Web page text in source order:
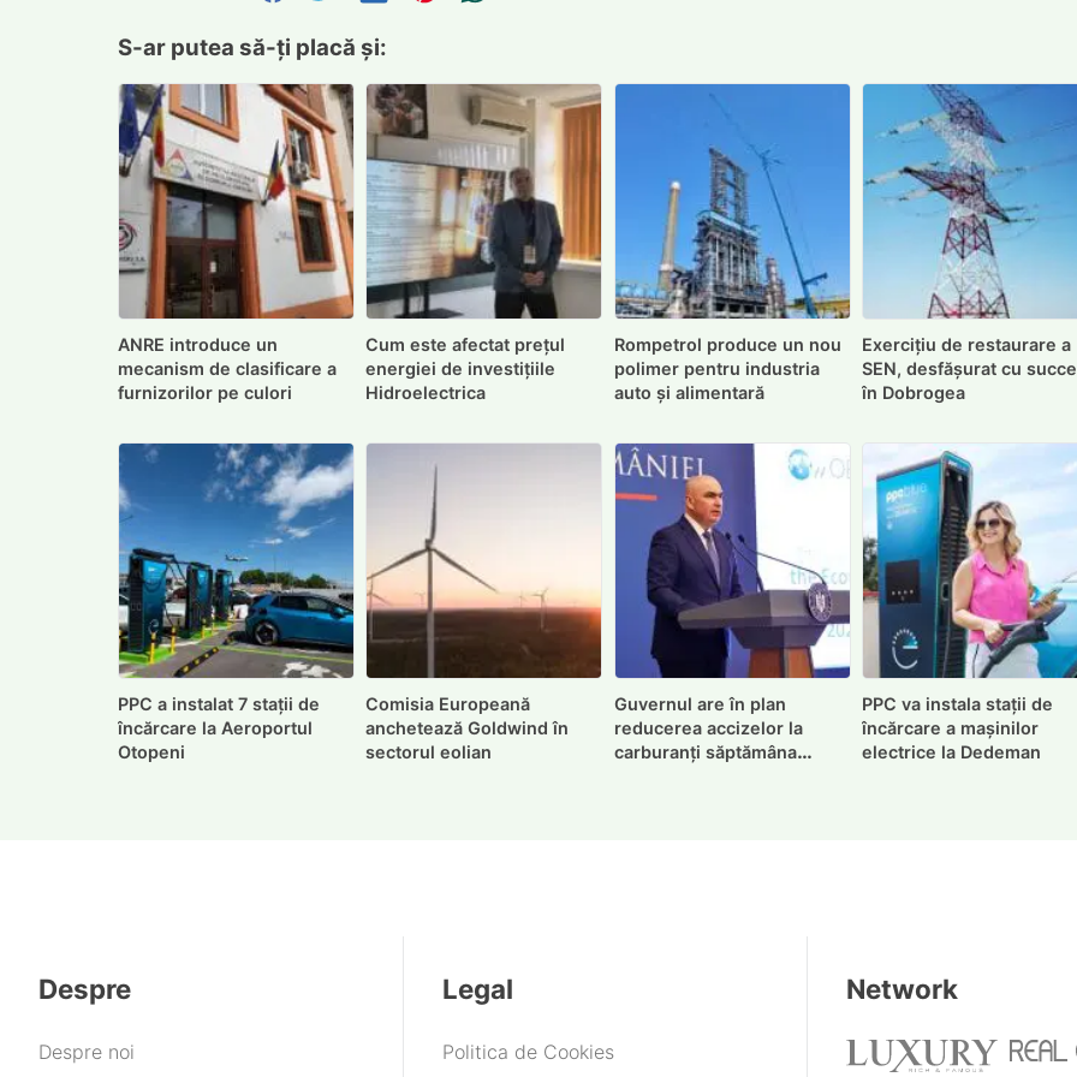
S-ar putea să-ți placă și:
ANRE introduce un
mecanism de clasificare a
furnizorilor pe culori
Cum este afectat prețul
energiei de investițiile
Hidroelectrica
Rompetrol produce un nou
polimer pentru industria
auto și alimentară
Exercițiu de restaurare a
SEN, desfășurat cu
în Dobrogea
PPC a instalat 7 stații de
încărcare la Aeroportul
Otopeni
Comisia Europeană
anchetează Goldwind în
sectorul eolian
Guvernul are în plan
reducerea accizelor la
carburanți săptămâna
PPC va instala stații de
încărcare a mașinilor
electrice la Dedeman
Despre
Despre noi
Legal
Politica de Cookies
Network